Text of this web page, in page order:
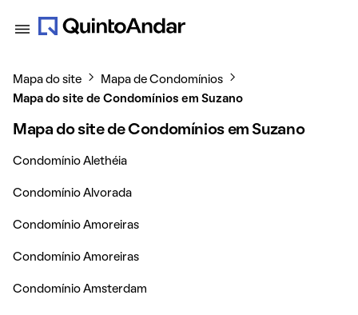
Mapa do site
Mapa de Condomínios
Mapa do site de Condomínios em Suzano
Mapa do site de Condomínios em Suzano
Condomínio Alethéia
Condomínio Alvorada
Condomínio Amoreiras
Condomínio Amoreiras
Condomínio Amsterdam